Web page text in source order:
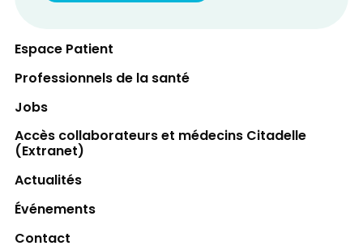
Espace Patient
Professionnels de la santé
Jobs
Accès collaborateurs et médecins Citadelle
(Extranet)
Actualités
Événements
Contact